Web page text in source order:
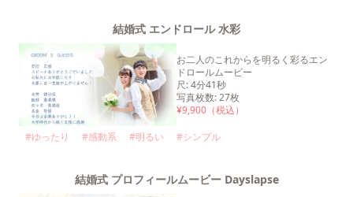
結婚式 エンドロール 水彩
お二人のこれからを明るく彩るエン
ドロールムービー
尺:4分41秒
写真枚数:27枚
¥9,900 （税込）
#ゆったり #感動系 #明るい #シンプル
結婚式 プロフィールムービー Dayslapse